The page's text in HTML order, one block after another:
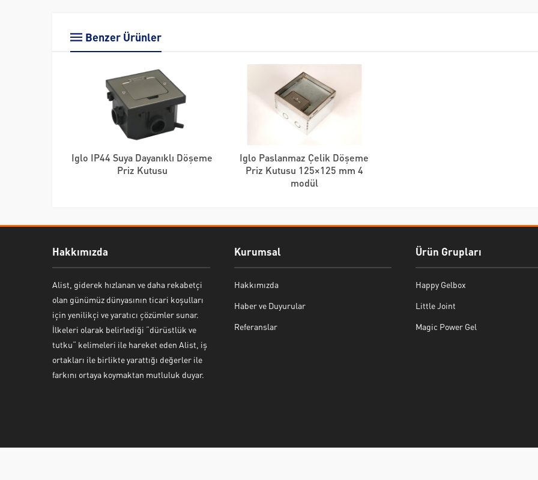
Benzer Ürünler
Iglo IP44 Suya Dayanıklı Döşeme
Priz Kutusu
Iglo Paslanmaz Çelik Döşeme
Priz Kutusu 125×125 mm 4
modül
Hakkımızda
Alist, giderek hızlanan ve daha rekabetçi
olan günümüz dünyasının ticari koşulları
için yenilikçi ve yaratıcı çözümler sunar.
İlkeleri olarak belirlediği “dürüstlük ve
tutku“ kelimeleri ile hareket eden Alist, iş
ortakları ile birlikte yarattığı değerler ile
farkını ortaya koymaktan mutluluk duyar.
Kurumsal
Hakkımızda
Haber ve Duyurular
Referanslar
Ürün Grupları
Happy Gelbox
Little Joint
Magic Power Gel